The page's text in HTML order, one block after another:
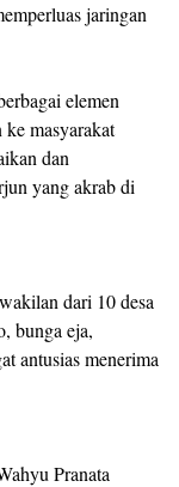
jaringan
elemen
masyarakat
dan
yang akrab di
dari 10 desa
bunga eja,
antusias menerima
Pranata